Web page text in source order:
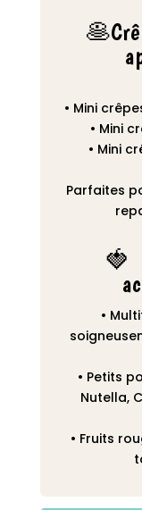
• Mini
• Mini
• Mini
Parfaites
🍓
•
• Petits
Nutella,
• Fruits